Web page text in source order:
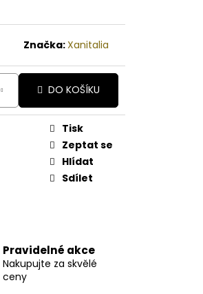
Značka:Xanitalia
DO KOŠÍKU
Tisk
Zeptat se
Hlídat
Sdílet
Pravidelné akce
Nakupujte za skvělé
ceny